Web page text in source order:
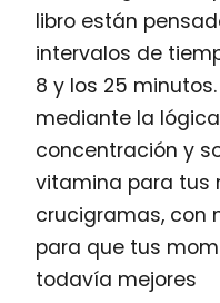
libro están
intervalos de
8 y los 25
mediante la
concentración y
vitamina para tus
crucigramas, con
para que tus
todavía mejores